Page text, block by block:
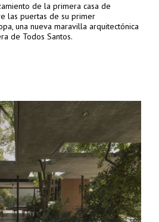
de la primera casa de
las puertas de su primer
una nueva maravilla arquitectónica
de Todos Santos.